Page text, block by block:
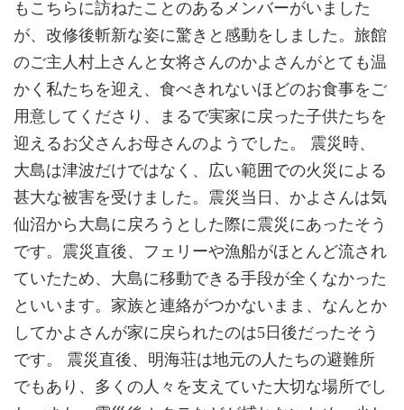
もこちらに訪ねたことのあるメンバーがいました
が、改修後斬新な姿に驚きと感動をしました。旅館
のご主人村上さんと女将さんのかよさんがとても温
かく私たちを迎え、食べきれないほどのお食事をご
用意してくださり、まるで実家に戻った子供たちを
迎えるお父さんお母さんのようでした。 震災時、
大島は津波だけではなく、広い範囲での火災による
甚大な被害を受けました。震災当日、かよさんは気
仙沼から大島に戻ろうとした際に震災にあったそう
です。震災直後、フェリーや漁船がほとんど流され
ていたため、大島に移動できる手段が全くなかった
といいます。家族と連絡がつかないまま、なんとか
してかよさんが家に戻られたのは5日後だったそう
です。 震災直後、明海荘は地元の人たちの避難所
でもあり、多くの人々を支えていた大切な場所でし